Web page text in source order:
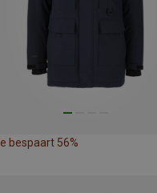
bespaart 56%